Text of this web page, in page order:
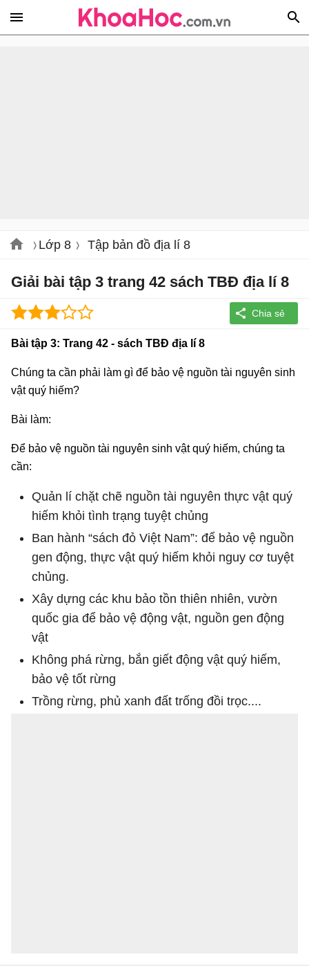
Lớp 8 Tập bản đồ địa lí 8
Giải bài tập 3 trang 42 sách TBĐ địa lí 8
Bài tập 3: Trang 42 - sách TBĐ địa lí 8
Chúng ta cần phải làm gì để bảo vệ nguồn tài nguyên sinh
vật quý hiếm?
Bài làm:
Để bảo vệ nguồn tài nguyên sinh vật quý hiếm, chúng ta
cần:
Quản lí chặt chẽ nguồn tài nguyên thực vật quý
hiếm khỏi tình trạng tuyệt chủng
Ban hành “sách đỏ Việt Nam”: để bảo vệ nguồn
gen động, thực vật quý hiếm khỏi nguy cơ tuyệt
chủng.
Xây dựng các khu bảo tồn thiên nhiên, vườn
quốc gia để bảo vệ động vật, nguồn gen động
vật
Không phá rừng, bắn giết động vật quý hiếm,
bảo vệ tốt rừng
Trồng rừng, phủ xanh đất trống đồi trọc....